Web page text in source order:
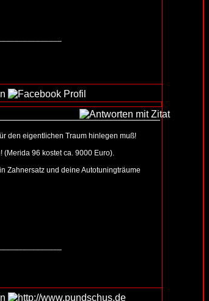
den eigentlichen Traum hinlegen muß!
96 kostet ca. 9000 Euro).
Zahnersatz und deine Autotuningträume